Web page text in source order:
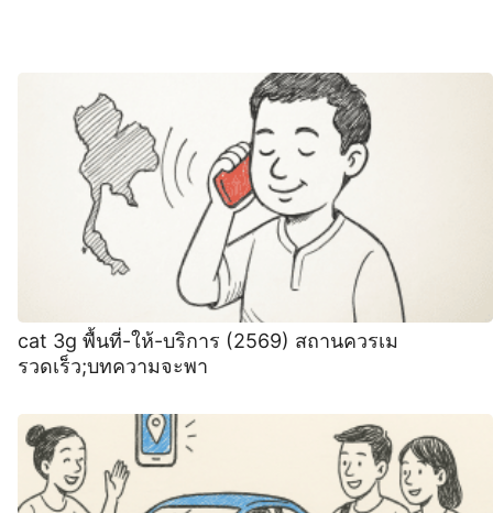
cat 3g พื้นที่-ให้-บริการ (2569) สถานควรเม
รวดเร็ว;บทความจะพา